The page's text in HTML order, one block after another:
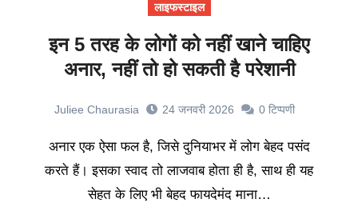
लाइफस्टाइल
इन 5 तरह के लोगों को नहीं खाने चाहिए
अनार, नहीं तो हो सकती है परेशानी
Juliee Chaurasia 24 जनवरी 2026 0 टिप्पणी
अनार एक ऐसा फल है, जिसे दुनियाभर में लोग बेहद पसंद
करते हैं। इसका स्वाद तो लाजवाब होता ही है, साथ ही यह
सेहत के लिए भी बेहद फायदेमंद माना…